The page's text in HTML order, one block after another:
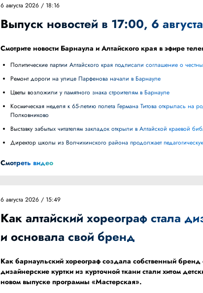
6 августа 2026 / 18:16
Выпуск новостей в 17:00, 6
Смотрите новости Барнаула и Алтайского края в эфире
Политические партии Алтайского края подписали соглашение о
Ремонт дороги на улице Парфенова начали в Барнауле
Цветы возложили у памятного знака строителям в Барнауле
Космическая неделя к 65-летию полета Германа Титова открылась на родине космонавта в селе
Полковниково
Выставку забытых читателям закладок открыли в Алтайской краевой
Директор школы из Волчихинского района продолжает
Смотреть видео
6 августа 2026 / 15:49
Как алтайский хореограф стала
и основала свой бренд
Как барнаульский хореограф создала собственный
дизайнерские куртки из курточной ткани стали хитом
новом выпуске программы «Мастерская».